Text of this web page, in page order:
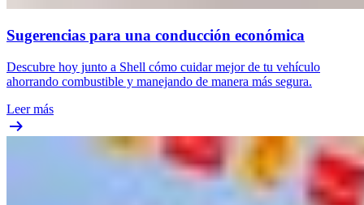
Sugerencias para una conducción económica
Descubre hoy junto a Shell cómo cuidar mejor de tu vehículo
ahorrando combustible y manejando de manera más segura.
Leer más